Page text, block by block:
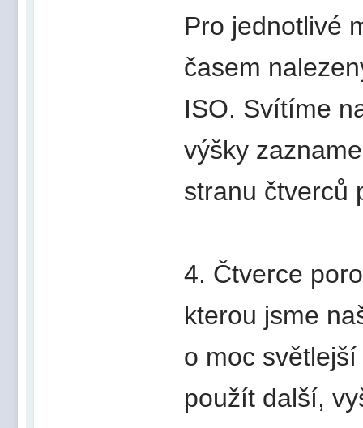
Pro jednotlivé
časem
ISO. Svítíme
výšky
stranu čtverců
4. Čtverce
kterou jsme
o moc
použít další,